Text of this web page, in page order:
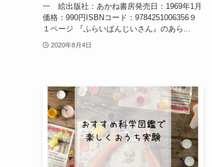
一 絵出版社：あかね書房発売日：1969年1月
価格：990円ISBNコード：9784251006356９
１ページ 『ふらいぱんじいさん』のあら...
2020年8月4日